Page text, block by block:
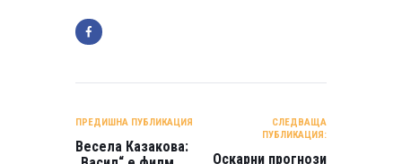
ПРЕДИШНА ПУБЛИКАЦИЯ
Весела Казакова:
СЛЕДВАЩА
ПУБЛИКАЦИЯ:
Оскарни прогнози